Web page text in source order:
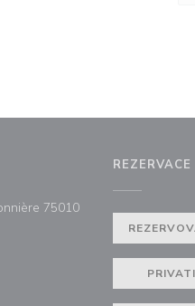
75010
REZERVACE